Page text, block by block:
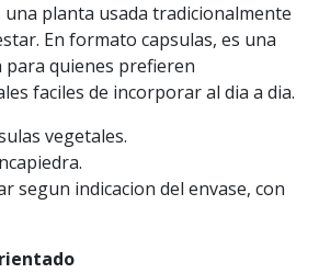
una planta usada tradicionalmente
En formato capsulas, es una
quienes prefieren
faciles de incorporar al dia a dia.
vegetales.
segun indicacion del envase, con